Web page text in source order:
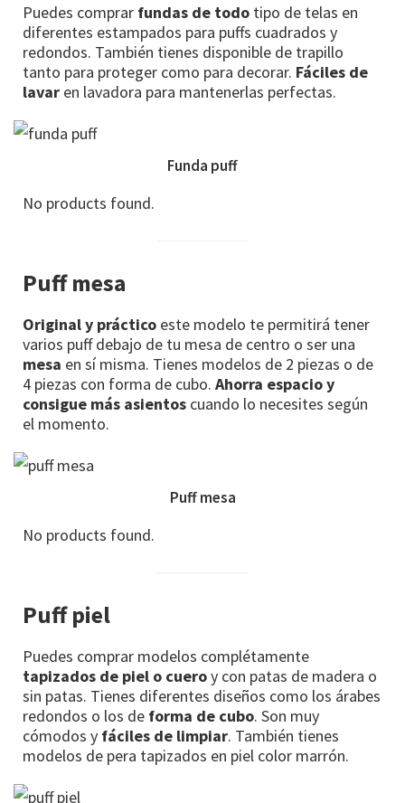
Puedes comprar fundas de todo tipo de telas en
diferentes estampados para puffs cuadrados y
redondos. También tienes disponible de trapillo
tanto para proteger como para decorar. Fáciles de
lavar en lavadora para mantenerlas perfectas.
Funda puff
No products found.
Puff mesa
Original y práctico este modelo te permitirá tener
varios puff debajo de tu mesa de centro o ser una
mesa en sí misma. Tienes modelos de 2 piezas o de
4 piezas con forma de cubo. Ahorra espacio y
consigue más asientos cuando lo necesites según
el momento.
Puff mesa
No products found.
Puff piel
Puedes comprar modelos complétamente
tapizados de piel o cueroy con patas de madera o
sin patas. Tienes diferentes diseños como los árabes
redondos o los de forma de cubo. Son muy
cómodos y fáciles de limpiar. También tienes
modelos de pera tapizados en piel color marrón.